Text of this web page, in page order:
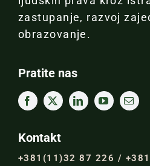
zastupanje, razvoj
obrazovanje.
Pratite nas
Kontakt
+381(11)32 87 226 /